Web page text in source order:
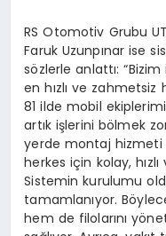
RS Otomotiv Grubu
Faruk Uzunpınar ise
sözlerle anlattı:
en hızlı ve
81 ilde mobil
artık işlerini bölmek
yerde montaj hizmeti
herkes için kolay,
Sistemin kurulumu
tamamlanıyor.
hem de filolarını